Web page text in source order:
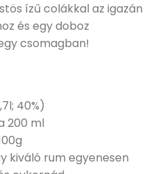
ízű colákkal az igazán
és egy doboz
csomagban!
40%)
200 ml
kiváló rum egyenesen